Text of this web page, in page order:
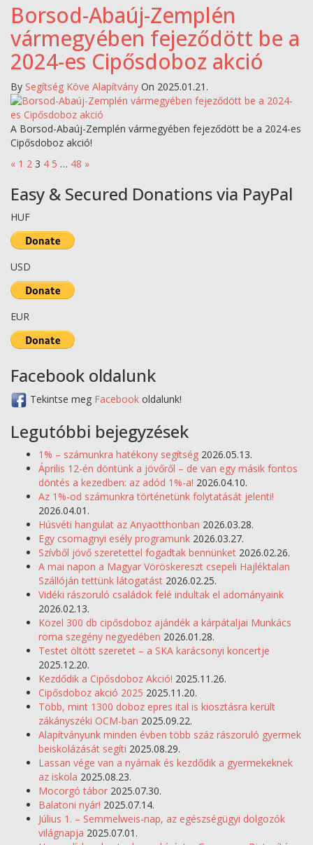
Borsod-Abaúj-Zemplén
vármegyében fejeződött be a
2024-es Cipősdoboz akció
By Segítség Köve Alapítvány On 2025.01.21.
A Borsod-Abaúj-Zemplén vármegyében fejeződött be a 2024-es
Cipősdoboz akció!
Bejegyzések
lapozása
« 1 2 3 4 5 … 48 »
Easy & Secured Donations via PayPal
HUF
USD
EUR
Facebook oldalunk
Tekintse meg Facebook oldalunk!
Legutóbbi bejegyzések
1% – számunkra hatékony segítség 2026.05.13.
Április 12-én döntünk a jövőről – de van egy másik fontos
döntés a kezedben: az adód 1%-a! 2026.04.10.
Az 1%-od számunkra történetünk folytatását jelenti!
2026.04.01.
Húsvéti hangulat az Anyaotthonban 2026.03.28.
Egy csomagnyi esély programunk 2026.03.27.
Szívből jövő szeretettel fogadtak bennünket 2026.02.26.
A mai napon a Magyar Vöröskereszt csepeli Hajléktalan
Szállóján tettünk látogatást 2026.02.25.
Vidéki rászoruló családok felé indultak el adományaink
2026.02.13.
Közel 300 db cipősdoboz ajándék a kárpátaljai Munkács
roma szegény negyedében 2026.01.28.
Testet öltött szeretet – a SKA karácsonyi koncertje
2025.12.20.
Kezdődik a Cipősdoboz Akció! 2025.11.26.
Cipősdoboz akció 2025 2025.11.20.
Több, mint 1300 doboz epres ital is kiosztásra került
zákányszéki OCM-ban 2025.09.22.
Alapítványunk minden évben több száz rászoruló gyermek
beiskolázását segíti 2025.08.29.
Lassan vége van a nyárnak és kezdődik a gyermekeknek
az iskola 2025.08.23.
Mocorgó tábor 2025.07.30.
Balatoni nyár! 2025.07.14.
Július 1. – Semmelweis-nap, az egészségügyi dolgozók
világnapja 2025.07.01.